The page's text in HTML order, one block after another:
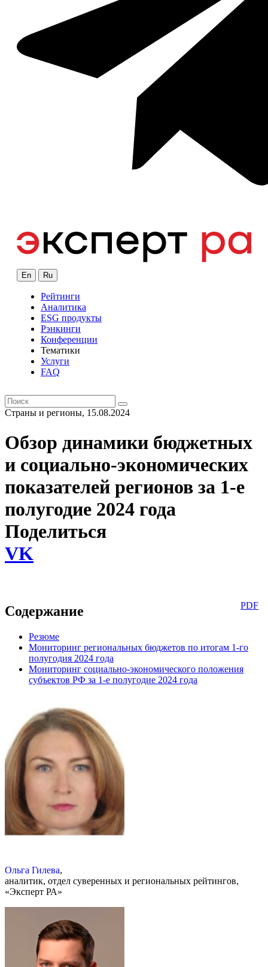
En Ru
Рейтинги
Аналитика
ESG продукты
Рэнкинги
Конференции
Тематики
Услуги
FAQ
Страны и регионы, 15.08.2024
Обзор динамики бюджетных
и социально-экономических
показателей регионов за 1-е
полугодие 2024 года
Поделиться
VK
PDF
Содержание
Резюме
Мониторинг региональных бюджетов по итогам 1-го
полугодия 2024 года
Мониторинг социально-экономического положения
субъектов РФ за 1-е полугодие 2024 года
Ольга Гилева,
аналитик, отдел суверенных и региональных рейтингов,
«Эксперт РА»